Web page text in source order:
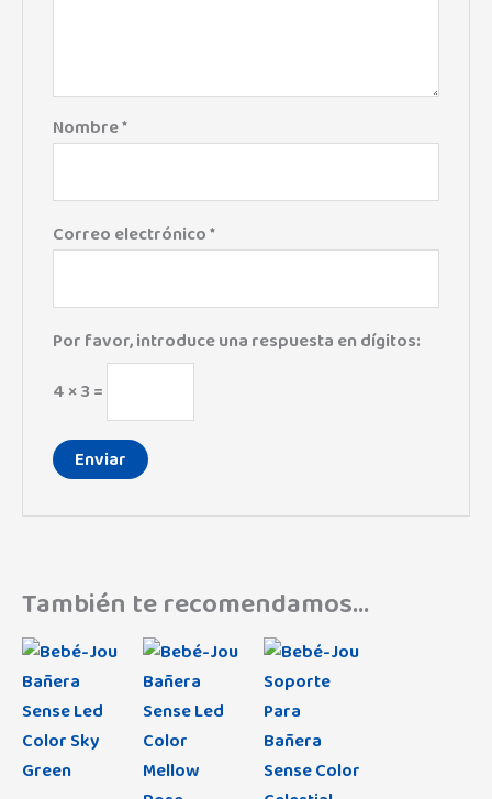
Nombre*
Correo electrónico*
Por favor, introduce una respuesta en dígitos:
4 × 3 =
También te recomendamos…